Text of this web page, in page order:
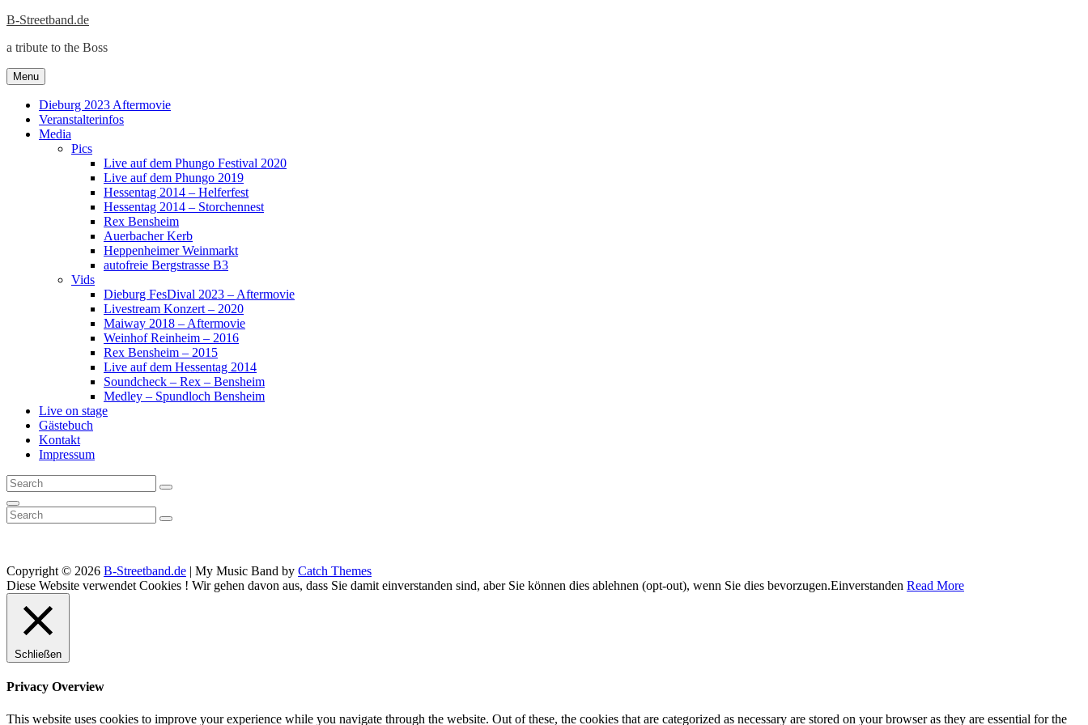
Skip
content
B-Streetband.de
a tribute to the Boss
Menu
Dieburg 2023 Aftermovie
Veranstalterinfos
Media
Pics
Live auf dem Phungo Festival 2020
Live auf dem Phungo 2019
Hessentag 2014 – Helferfest
Hessentag 2014 – Storchennest
Rex Bensheim
Auerbacher Kerb
Heppenheimer Weinmarkt
autofreie Bergstrasse B3
Vids
Dieburg FesDival 2023 – Aftermovie
Livestream Konzert – 2020
Maiway 2018 – Aftermovie
Weinhof Reinheim – 2016
Rex Bensheim – 2015
Live auf dem Hessentag 2014
Soundcheck – Rex – Bensheim
Medley – Spundloch Bensheim
Live on stage
Gästebuch
Kontakt
Impressum
Search
for:
Search
Search
Search
for:
Search
Copyright © 2026 B-Streetband.de | My Music Band by Catch Themes
Scroll
Up
Diese Website verwendet Cookies ! Wir gehen davon aus, dass Sie damit einverstanden sind, aber Sie können dies ablehnen (opt-out), wenn Sie dies bevorzugen.Einverstanden Read More
Schließen
Privacy Overview
This website uses cookies to improve your experience while you navigate through the website. Out of these, the cookies that are categorized as necessary are stored on your browser as they are essential for the